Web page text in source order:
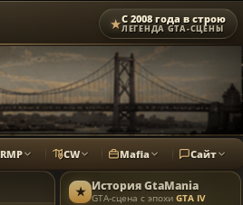
★С 2008 года в строю
ЛЕГЕНДА GTA-СЦЕНЫ
CW Mafia Сайт
★ ИсторияGtaMania
GTA-сцена с эпохи GTA IV